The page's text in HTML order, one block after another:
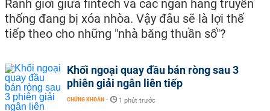
Ranh giới giữa fintech và các ngân hàng truyền
thống đang bị xóa nhòa. Vậy đâu sẽ là lợi thế
tiếp theo cho những "nhà băng thuần số"?
Khối ngoại quay đầu bán ròng sau 3
phiên giải ngân liên tiếp
CHỨNG KHOÁN - 1 phút trước